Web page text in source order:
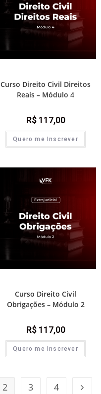
Curso Direito Civil Direitos
Reais – Módulo 4
R$117,00
Quero me Inscrever
Curso Direito Civil
Obrigações – Módulo 2
R$117,00
Quero me Inscrever
2 3 4